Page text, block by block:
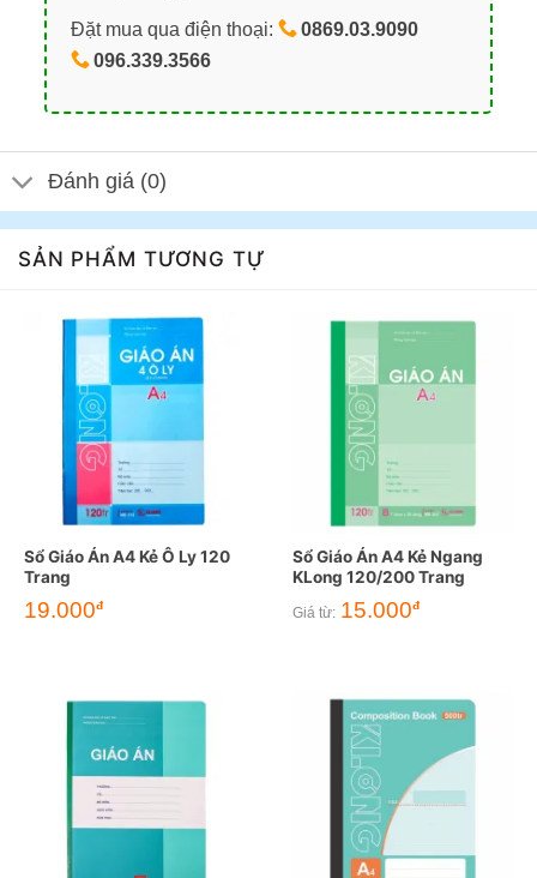
Đặt mua qua điện thoại:
0869.03.9090
096.339.3566
Đánh giá (0)
SẢN PHẨM TƯƠNG TỰ
Sổ Giáo Án A4 Kẻ Ô Ly 120
Trang
19.000đ
Sổ Giáo Án A4 Kẻ Ngang
KLong 120/200 Trang
Giá từ: 15.000đ